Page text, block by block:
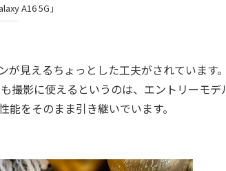
A16 5G」
見えるちょっとした工夫がされています
撮影に使えるというのは、エントリーモデ
をそのまま引き継いでいます。